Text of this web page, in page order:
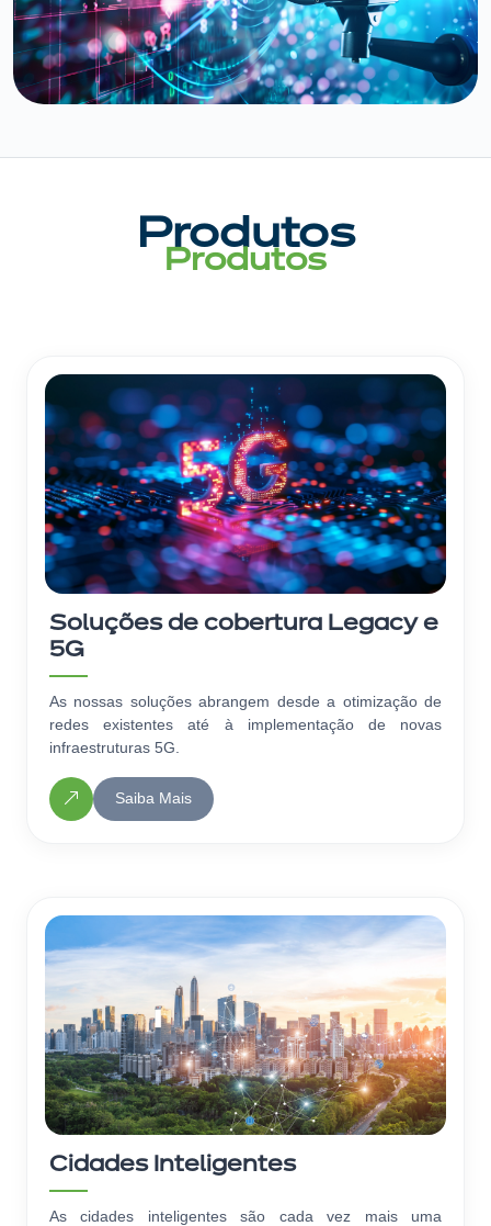
Produtos
Produtos
Soluções de cobertura Legacy e
5G
As nossas soluções abrangem desde a otimização de
redes existentes até à implementação de novas
infraestruturas 5G.
Saiba Mais
Cidades Inteligentes
As cidades inteligentes são cada vez mais uma